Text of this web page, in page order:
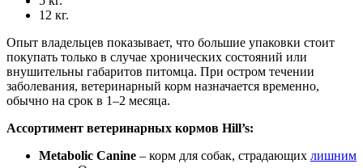
12 кг.
Опыт владельцев показывает, что большие упаковки стоит
покупать только в случае хронических состояний или
внушительны габаритов питомца. При остром течении
заболевания, ветеринарный корм назначается временно,
обычно на срок в 1–2 месяца.
Ассортимент ветеринарных кормов Hill’s:
Metabolic Canine – корм для собак, страдающих лишним